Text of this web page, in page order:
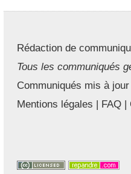
Rédaction de
Tous les communiqués
Communiqués mis à jour
Mentions légales | FAQ |